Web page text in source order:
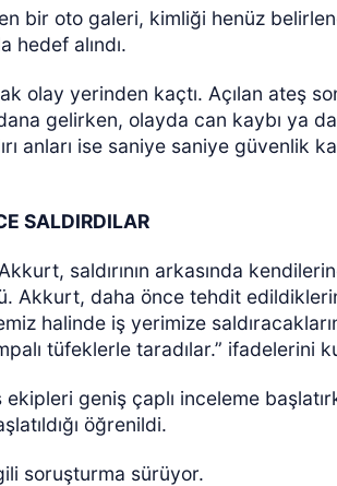
bir oto galeri, kimliği henüz
hedef alındı.
olay yerinden kaçtı. Açılan ateş
gelirken, olayda can kaybı ya
anları ise saniye saniye güvenlik
SALDIRDILAR
saldırının arkasında
Akkurt, daha önce tehdit
halinde iş yerimize
tüfeklerle taradılar.” ifadelerini
geniş çaplı inceleme
öğrenildi.
soruşturma sürüyor.